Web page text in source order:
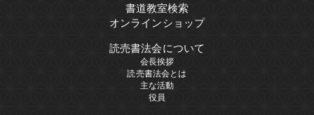
書道教室検索
オンラインショップ
読売書法会について
会長挨拶
読売書法会とは
主な活動
役員